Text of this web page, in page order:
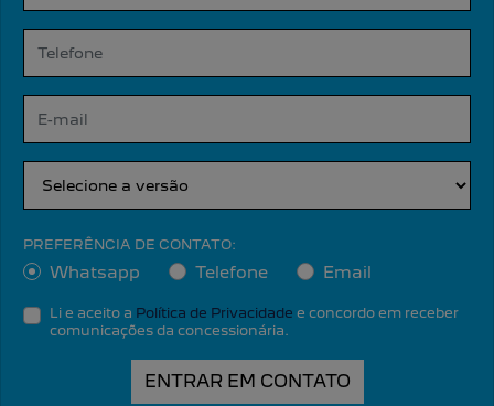
PREFERÊNCIA DE CONTATO:
Whatsapp Telefone Email
Li e aceito a Política de Privacidade e concordo em receber
comunicações da concessionária.
ENTRAR EM CONTATO